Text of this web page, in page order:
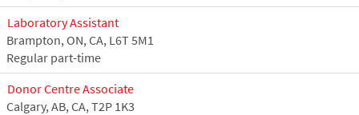
Laboratory Assistant
Brampton, ON, CA, L6T 5M1
Regular part-time
Donor Centre Associate
Calgary, AB, CA, T2P 1K3